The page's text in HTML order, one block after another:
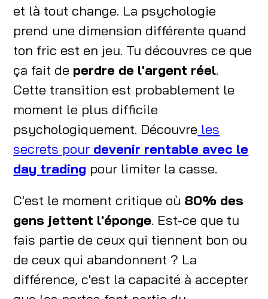
et là tout change. La psychologie
prend une dimension différente quand
ton fric est en jeu. Tu découvres ce que
ça fait de perdre de l'argent réel.
Cette transition est probablement le
moment le plus difficile
psychologiquement. Découvre les
secrets pour devenir rentable avec le
day trading pour limiter la casse.
C'est le moment critique où 80% des
gens jettent l'éponge. Est-ce que tu
fais partie de ceux qui tiennent bon ou
de ceux qui abandonnent ? La
différence, c'est la capacité à accepter